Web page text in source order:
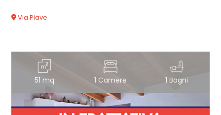
Via Piave
51 mq 1 Camere 1 Bagni